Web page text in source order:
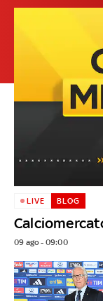
LIVE BLOG
09 ago - 09:00